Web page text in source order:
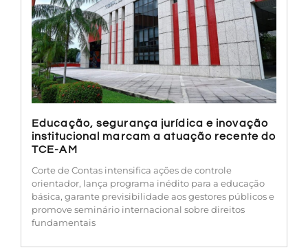
Educação, segurança jurídica e inovação
institucional marcam a atuação recente do
TCE-AM
Corte de Contas intensifica ações de controle
orientador, lança programa inédito para a educação
básica, garante previsibilidade aos gestores públicos e
promove seminário internacional sobre direitos
fundamentais